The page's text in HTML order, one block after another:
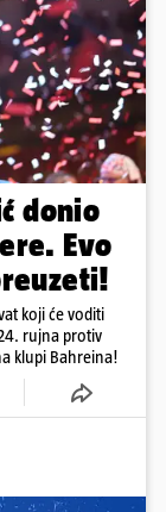
donio
Evo
koji će voditi
rujna protiv
klupi Bahreina!